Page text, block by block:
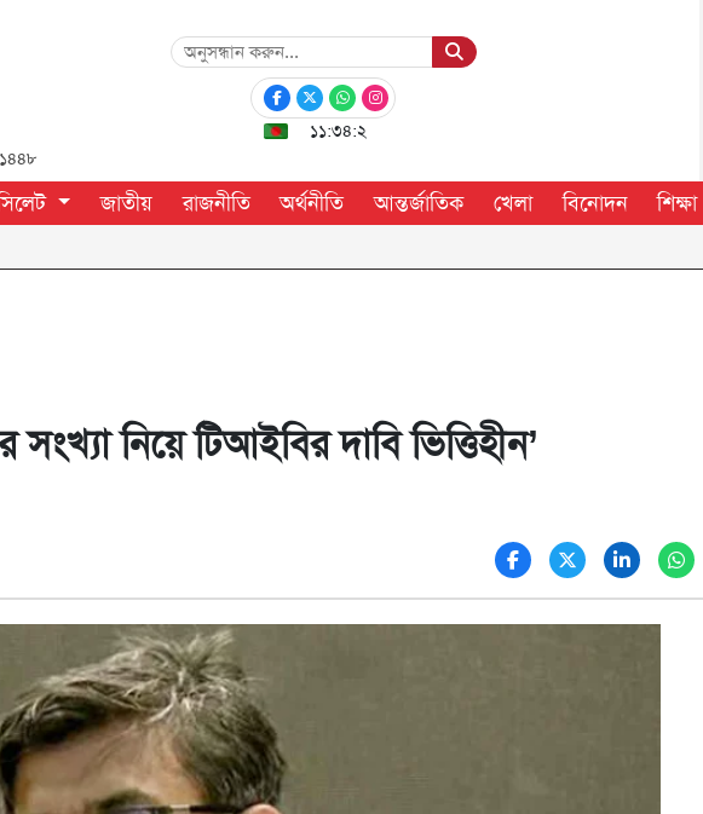
১১:৩৪:৩
জাতীয় রাজনীতি অর্থনীতি আন্তর্জাতিক খেলা বিনোদন শিক্ষা
সংখ্যা নিয়ে টিআইবির দাবি ভিত্তিহীন’